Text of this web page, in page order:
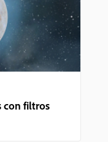
con filtros